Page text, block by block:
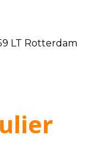
LT Rotterdam